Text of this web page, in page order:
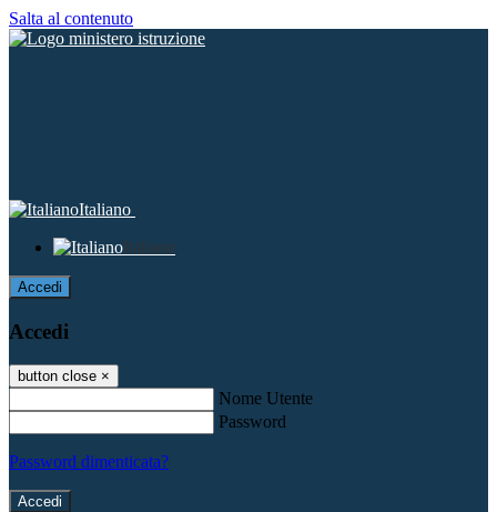
Salta al contenuto
Italiano
Italiano
Accedi
Accedi
button close ×
Nome Utente
Password
Password dimenticata?